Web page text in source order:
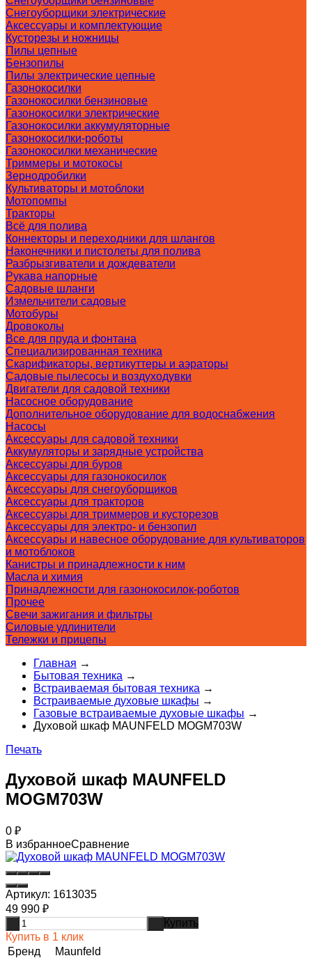
Снегоуборщики электрические
Аксессуары и комплектующие
Кусторезы и ножницы
Пилы цепные
Бензопилы
Пилы электрические цепные
Газонокосилки
Газонокосилки бензиновые
Газонокосилки электрические
Газонокосилки аккумуляторные
Газонокосилки-роботы
Газонокосилки механические
Триммеры и мотокосы
Зернодробилки
Культиваторы и мотоблоки
Мотопомпы
Тракторы
Всё для полива
Коннекторы и переходники для шлангов
Наконечники и пистолеты для полива
Разбрызгиватели и дождеватели
Рукава напорные
Садовые шланги
Измельчители садовые
Мотобуры
Дровоколы
Все для пруда и фонтана
Специализированная техника
Скарификаторы, вертикуттеры и аэраторы
Садовые пылесосы и воздуходувки
Двигатели для садовой техники
Насосное оборудование
Дополнительное оборудование для водоснабжения
Насосы
Аксессуары для садовой техники
Аккумуляторы и зарядные устройства
Аксессуары для буров
Аксессуары для газонокосилок
Аксессуары для снегоуборщиков
Аксессуары для тракторов
Аксессуары для триммеров и кусторезов
Аксессуары для электро- и бензопил
Аксессуары и навесное оборудование для культиваторов
и мотоблоков
Канистры и принадлежности к ним
Масла и химия
Принадлежности для газонокосилок-роботов
Прочее
Свечи зажигания и фильтры
Силовые удлинители
Тележки и прицепы
Главная →
Бытовая техника →
Встраиваемая бытовая техника →
Встраиваемые духовые шкафы →
Газовые встраиваемые духовые шкафы →
Духовой шкаф MAUNFELD MOGM703W
Печать
Духовой шкаф MAUNFELD
MOGM703W
0 ₽
В избранноеСравнение
Артикул: 1613035
49 990 ₽
Купить
Купить в 1 клик
Бренд
Maunfeld